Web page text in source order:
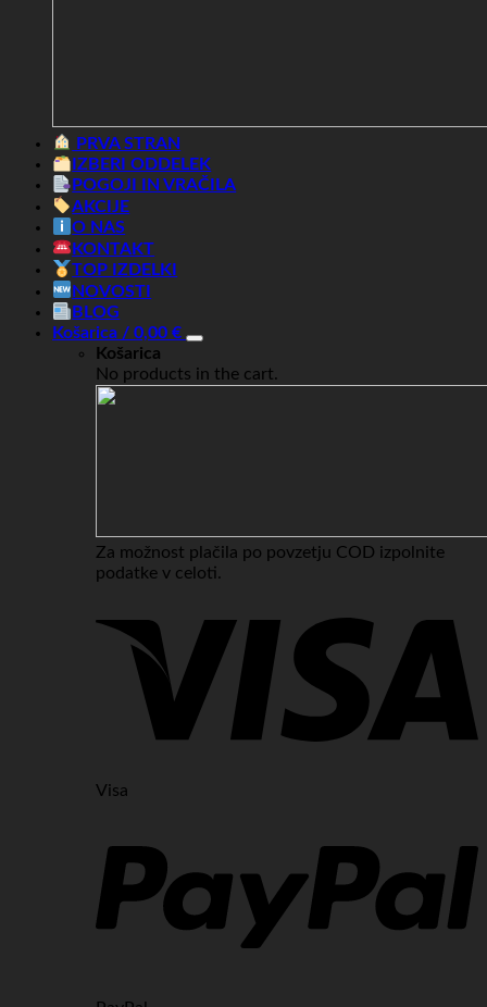
PRVA STRAN
IZBERI ODDELEK
POGOJI IN VRAČILA
AKCIJE
O NAS
KONTAKT
TOP IZDELKI
NOVOSTI
BLOG
Košarica / 0,00 €
Košarica
No products in the cart.
Za možnost plačila po povzetju COD izpolnite
podatke v celoti.
Visa